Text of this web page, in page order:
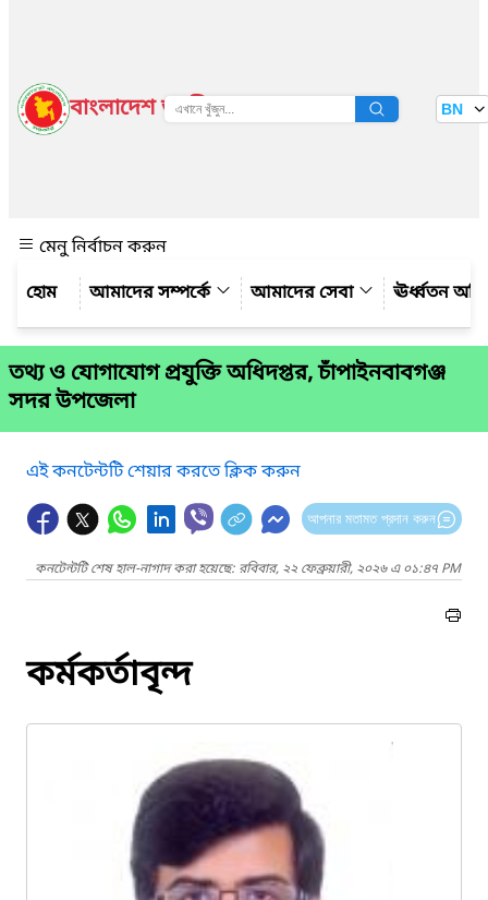
বাংলাদেশ জাতীয় তথ্য বাতায়ন BN
মেনু নির্বাচন করুন
আমাদের সম্পর্কে
আমাদের সেবা ঊর্ধ্বতন
তথ্য ও যোগাযোগ প্রযুক্তি অধিদপ্তর, চাঁপাইনবাবগঞ্জ
সদর উপজেলা
এই কনটেন্টটি শেয়ার করতে ক্লিক করুন
আপনার মতামত প্রদান করুন
কনটেন্টটি শেষ হাল-নাগাদ করা হয়েছে: রবিবার, ২২ ফেব্রুয়ারী, ২০২৬ এ ০১:৪৭ PM
কর্মকর্তাবৃন্দ